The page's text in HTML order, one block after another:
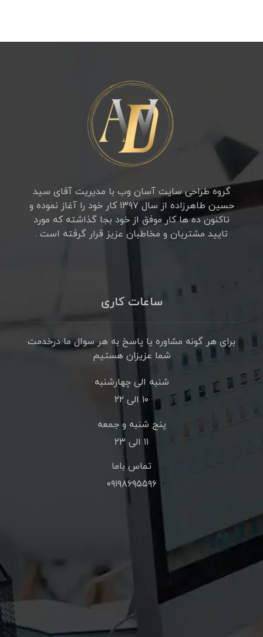
گروه طراحی سایت آسان وب با مدیریت آقای سید
حسین طاهرزاده از سال ۱۳۹۷ کار خود را آغاز نموده و
تاکنون ده ها کار موفق از خود بجا گذاشته که مورد
تایید مشتریان و مخاطبان عزیز قرار گرفته است .
ساعات کاری
برای هر گونه مشاوره یا پاسخ به هر سوال ما درخدمت
شما عزیزان هستیم
شنبه الی چهارشنبه
۱۰ الی ۲۲
پنج شنبه و جمعه
۱۱ الی ۲۳
تماس باما
۰۹۱۹۸۶۹۵۵۹۶